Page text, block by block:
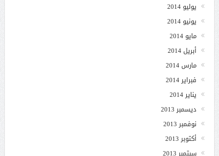
يوليو 2014
يونيو 2014
مايو 2014
أبريل 2014
مارس 2014
فبراير 2014
يناير 2014
ديسمبر 2013
نوفمبر 2013
أكتوبر 2013
سبتمبر 2013